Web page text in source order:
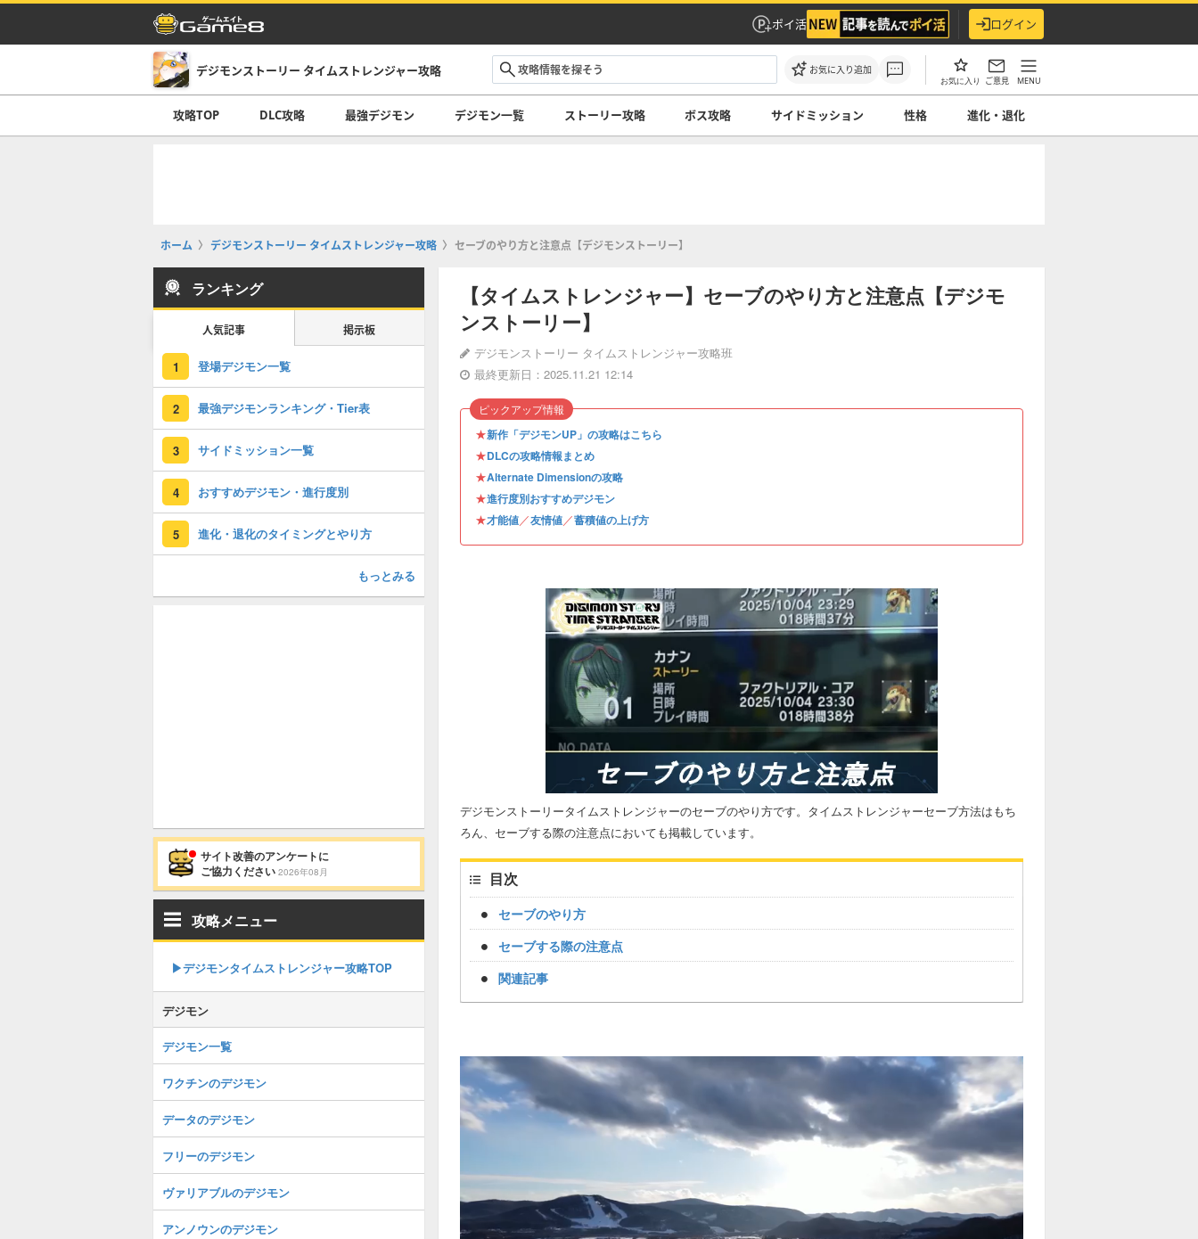
ポイ活 ログイン
デジモンストーリー タイムストレンジャー攻略 お気に入り追加
お気に入り ご意見 MENU
攻略TOP DLC攻略 最強デジモン デジモン一覧 ストーリー攻略 ボス攻略 サイドミッション 性格 進化・退化
ホーム デジモンストーリー タイムストレンジャー攻略 セーブのやり方と注意点【デジモンストーリー】
【タイムストレンジャー】セーブのやり方と注意点【デジモ
ンストーリー】
デジモンストーリー タイムストレンジャー攻略班
最終更新日：2025.11.21 12:14
★新作「デジモンUP」の攻略はこちら
★DLCの攻略情報まとめ
★Alternate Dimensionの攻略
★進行度別おすすめデジモン
★才能値／友情値／蓄積値の上げ方
ピックアップ情報
デジモンストーリータイムストレンジャーのセーブのやり方です。タイムストレンジャーセーブ方法はもち
ろん、セーブする際の注意点においても掲載しています。
目次
セーブのやり方
セーブする際の注意点
関連記事
ランキング
人気記事 掲示板
1 登場デジモン一覧
2 最強デジモンランキング・Tier表
3 サイドミッション一覧
4 おすすめデジモン・進行度別
5 進化・退化のタイミングとやり方
もっとみる
サイト改善のアンケートに
ご協力ください 2026年08月
攻略メニュー
▶︎デジモンタイムストレンジャー攻略TOP
デジモン
デジモン一覧
ワクチンのデジモン
データのデジモン
フリーのデジモン
ヴァリアブルのデジモン
アンノウンのデジモン